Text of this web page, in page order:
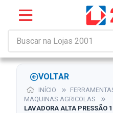
VOLTAR
INÍCIO
MAQUINAS AGRICOLAS
LAVADORA ALTA PRESSÃO